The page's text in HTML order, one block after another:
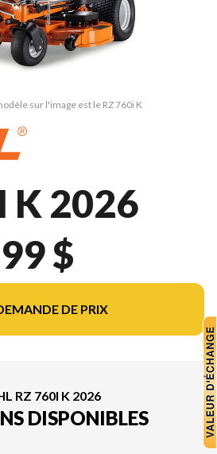
sur l'image est le RZ 760i K
K 2026
$
DE PRIX
RZ 760I K 2026
DISPONIBLES